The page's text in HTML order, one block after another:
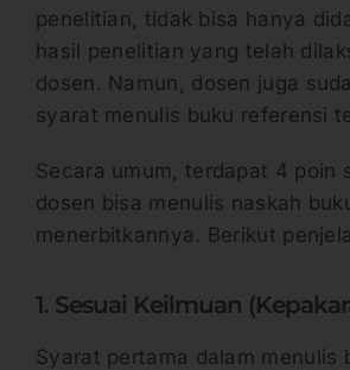
penelitian, tidak bisa hanya
hasil penelitian yang telah
dosen. Namun, dosen juga
syarat menulis buku referensi
Secara umum, terdapat 4 poin
dosen bisa menulis naskah
menerbitkannya. Berikut
1. Sesuai Keilmuan
Syarat pertama dalam menulis